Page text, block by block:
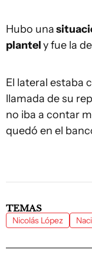
Hubo una
plantely fue la
El lateral estaba
llamada de su
no iba a contar
quedó en el
TEMAS
Nicolás López